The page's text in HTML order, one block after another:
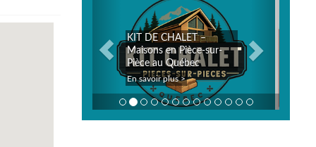
Joe Smoked Meat Matin
Plus, et je vous
recommande vivement!
En savoir plus >